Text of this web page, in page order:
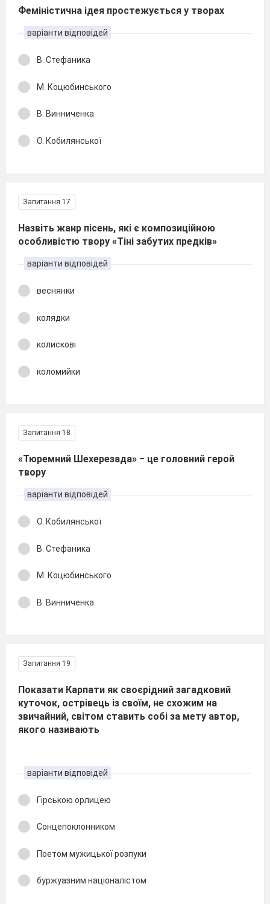
Феміністична ідея простежується у творах
варіанти відповідей
В. Стефаника
М. Коцюбинського
В. Винниченка
О. Кобилянської
Запитання 17
Назвіть жанр пісень, які є композиційною
особливістю твору «Тіні забутих предків»
варіанти відповідей
веснянки
колядки
колискові
коломийки
Запитання 18
«Тюремний Шехерезада» ‒ це головний герой
твору
варіанти відповідей
О. Кобилянської
В. Стефаника
М. Коцюбинського
В. Винниченка
Запитання 19
Показати Карпати як своєрідний загадковий
куточок, острівець із своїм, не схожим на
звичайний, світом ставить собі за мету автор,
якого називають
варіанти відповідей
Гірською орлицею
Сонцепоклонником
Поетом мужицької розпуки
буржуазним націоналістом